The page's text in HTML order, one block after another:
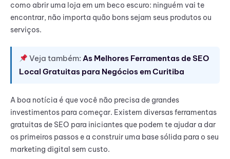
como abrir uma loja em um beco escuro: ninguém vai te
encontrar, não importa quão bons sejam seus produtos ou
serviços.
Veja também:As Melhores Ferramentas de SEO
Local Gratuitas para Negócios em Curitiba
A boa notícia é que você não precisa de grandes
investimentos para começar. Existem diversas ferramentas
gratuitas de SEO para iniciantes que podem te ajudar a dar
os primeiros passos e a construir uma base sólida para o seu
marketing digital sem custo.